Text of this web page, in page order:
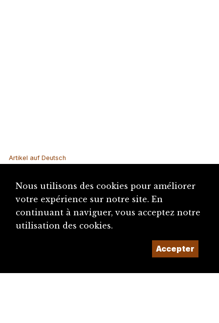
Artikel auf Deutsch
Politique
Notices similaires
Nous utilisons des cookies pour améliorer
votre expérience sur notre site. En
continuant à naviguer, vous acceptez notre
utilisation des cookies.
Accepter